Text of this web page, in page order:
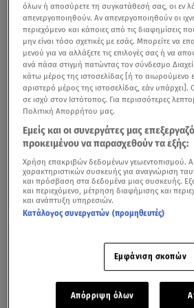
όλων ή αποσύρετε τη συγκατάθεσή σας, οι εν
απενεργοποιηθούν. Αν απενεργοποιηθούν οι
περιεχόμενο και κάποιες από τις διαφημίσεις
μην είναι τόσο σχετικές με εσάς. Μπορείτε να
μενού για να αλλάξετε τις επιλογές σας ή να
ανά πάσα στιγμή πατώντας τον σύνδεσμο
κάτω μέρος της ιστοσελίδας [ή το αιωρούμενο
αριστερό μέρος της ιστοσελίδας, εάν υπάρχει].
σε ισχύ στον Ιστότοπος. Για περισσότερες
Πολιτική Απορρήτου μας.
Εμείς και οι συνεργάτες μας
προκειμένου να παρασχεθούν τα εξής:
Χρήση επακριβών δεδομένων γεωεντοπισμού.
χαρακτηριστικών συσκευής για αναγνώριση
και πρόσβαση στα δεδομένα μιας συσκευής.
και περιεχόμενο, μέτρηση διαφήμισης και
και ανάπτυξη υπηρεσιών.
Κατάλογος συνεργατών (προμηθευτές)
Εμφάνιση σκοπών
Απόρριψη όλων